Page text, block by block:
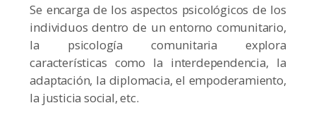
Se encarga de los aspectos psicológicos de los
individuos dentro de un entorno comunitario,
la psicología comunitaria explora
características como la interdependencia, la
adaptación, la diplomacia, el empoderamiento,
la justicia social, etc.